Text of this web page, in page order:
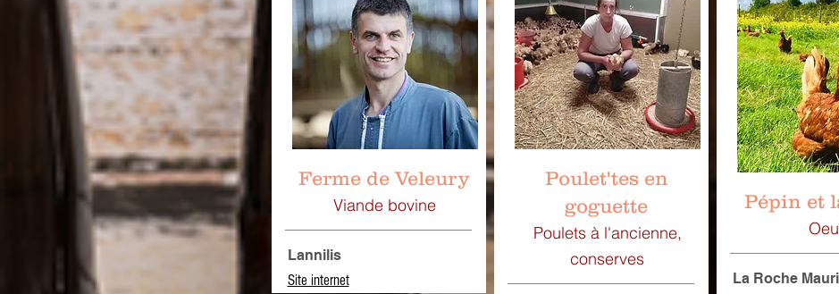
Ferme de Veleury
Viande bovine
Lannilis
Site internet
Poulet'tes en
goguette
Poulets à l'ancienne,
conserves
Pépin et
La Roche